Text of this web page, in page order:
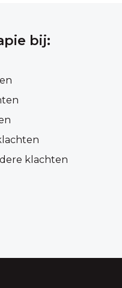
bij:
klachten